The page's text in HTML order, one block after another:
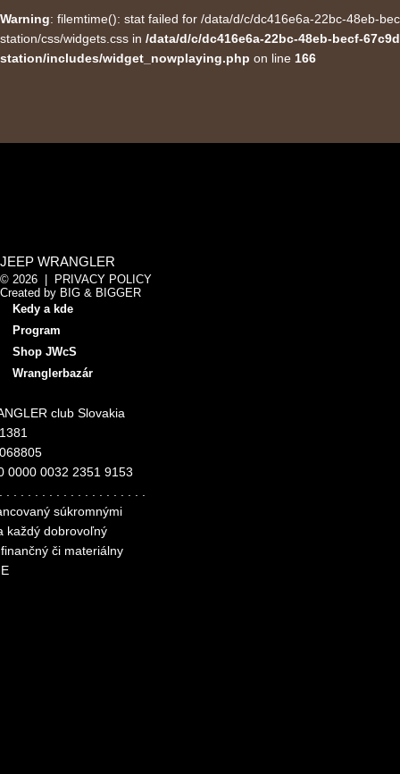
Warning: filemtime(): stat failed for /data/d/c/dc416e6a-22bc-48eb-
station/css/widgets.css in /data/d/c/dc416e6a-22bc-48eb-becf-
station/includes/widget_nowplaying.php on line 166
JEEP WRANGLER
© 2026 |
PRIVACY POLICY
Created by BIG & BIGGER
Kedy a kde
Program
Shop JWcS
Wranglerbazár
club Slovakia
0000 0032 2351 9153
súkromnými
každý dobrovoľný
či materiálny